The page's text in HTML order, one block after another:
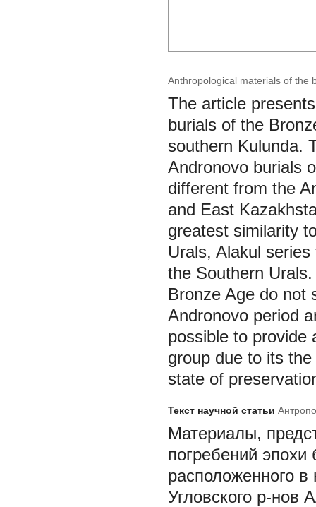
Anthropological materials of the
The article
burials of the
southern Kulunda.
Andronovo burials
different from the
and East
greatest similarity
Urals, Alakul
the Southern
Bronze Age do not
Andronovo period
possible to provide
group due to its
state of
Текст научной статьи
Материалы,
погребений
расположенного
Угловского р-нов